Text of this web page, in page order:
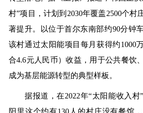
村”项目，计划到2030年覆盖2500个村
著提升。以位于首尔东南部约90分钟
该村通过太阳能项目每月获得约1000
合4.6元人民币）收益，用于公共餐饮
成为基层能源转型的典型样板。
据报道，在2022年“太阳能收入村
阳里这个约有130人的村庄没有餐馆